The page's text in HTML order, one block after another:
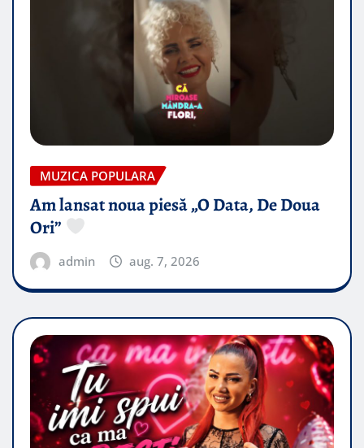
MUZICA POPULARA
Am lansat noua piesă „O Data, De Doua
Ori”
admin aug. 7, 2026